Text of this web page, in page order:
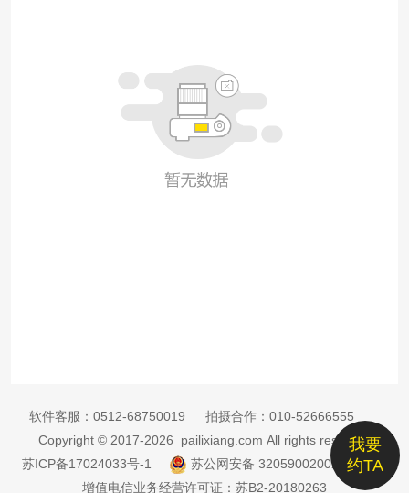
我要
约TA
软件客服： 0512-68750019 拍摄合作： 010-52666555
Copyright © 2017-2026 pailixiang.com All rights reserved
苏ICP备17024033号-1
苏公网安备 32059002002885号
增值电信业务经营许可证：苏B2-20180263